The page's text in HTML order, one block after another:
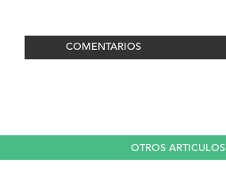
COMENTARIOS
OTROS ARTICULOS